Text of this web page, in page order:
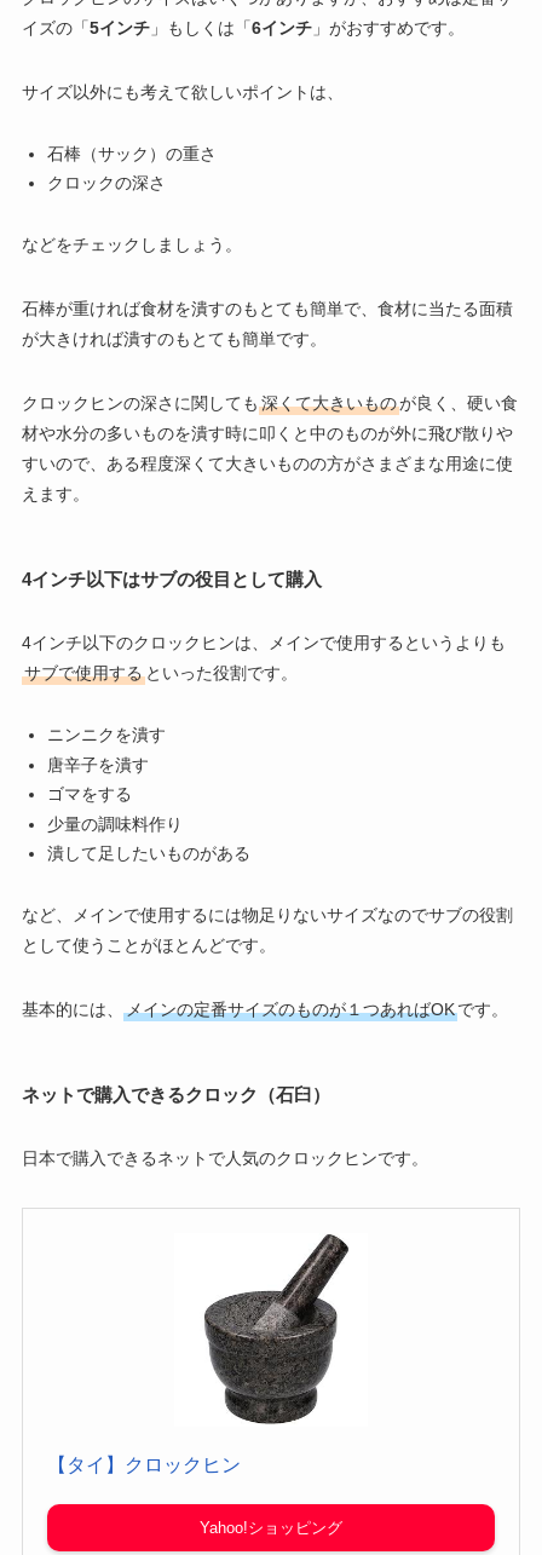
イズの「5インチ」もしくは「6インチ」がおすすめです。
サイズ以外にも考えて欲しいポイントは、
石棒（サック）の重さ
クロックの深さ
などをチェックしましょう。
石棒が重ければ食材を潰すのもとても簡単で、食材に当たる面積
が大きければ潰すのもとても簡単です。
クロックヒンの深さに関しても 深くて大きいものが良く、硬い食
材や水分の多いものを潰す時に叩くと中のものが外に飛び散りや
すいので、ある程度深くて大きいものの方がさまざまな用途に使
えます。
4インチ以下はサブの役目として購入
4インチ以下のクロックヒンは、メインで使用するというよりも
サブで使用するといった役割です。
ニンニクを潰す
唐辛子を潰す
ゴマをする
少量の調味料作り
潰して足したいものがある
など、メインで使用するには物足りないサイズなのでサブの役割
として使うことがほとんどです。
基本的には、 メインの定番サイズのものが１つあればOKです。
ネットで購入できるクロック（石臼）
日本で購入できるネットで人気のクロックヒンです。
【タイ】クロックヒン
Yahoo!ショッピング